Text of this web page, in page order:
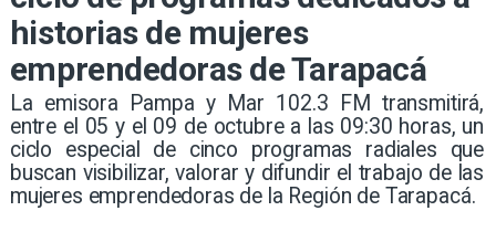
historias de mujeres
emprendedoras de Tarapacá
​​La emisora Pampa y Mar 102.3 FM transmitirá,
entre el 05 y el 09 de octubre a las 09:30 horas, un
ciclo especial de cinco programas radiales que
buscan visibilizar, valorar y difundir el trabajo de las
mujeres emprendedoras de la Región de Tarapacá.